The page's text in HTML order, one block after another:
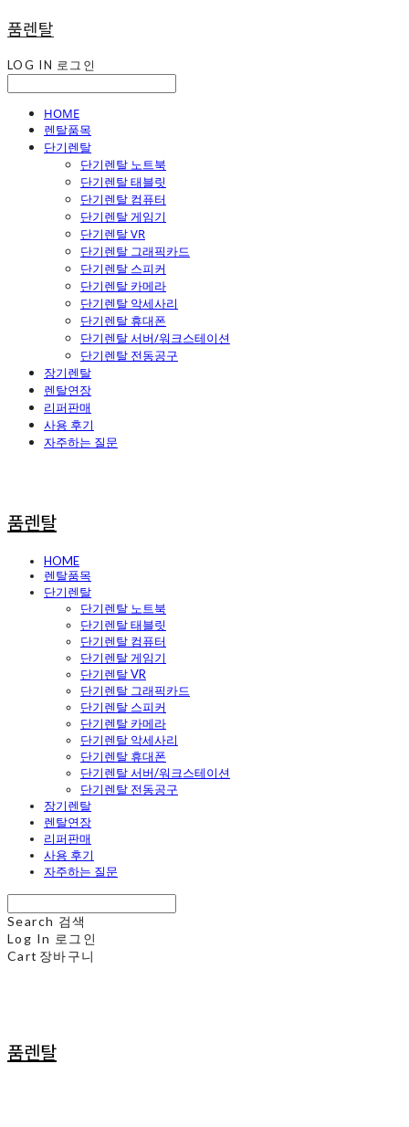
품렌탈
LOG IN 로그인
HOME
렌탈품목
단기렌탈
단기렌탈 노트북
단기렌탈 태블릿
단기렌탈 컴퓨터
단기렌탈 게임기
단기렌탈 VR
단기렌탈 그래픽카드
단기렌탈 스피커
단기렌탈 카메라
단기렌탈 악세사리
단기렌탈 휴대폰
단기렌탈 서버/워크스테이션
단기렌탈 전동공구
장기렌탈
렌탈연장
리퍼판매
사용 후기
자주하는 질문
품렌탈
HOME
렌탈품목
단기렌탈
단기렌탈 노트북
단기렌탈 태블릿
단기렌탈 컴퓨터
단기렌탈 게임기
단기렌탈 VR
단기렌탈 그래픽카드
단기렌탈 스피커
단기렌탈 카메라
단기렌탈 악세사리
단기렌탈 휴대폰
단기렌탈 서버/워크스테이션
단기렌탈 전동공구
장기렌탈
렌탈연장
리퍼판매
사용 후기
자주하는 질문
Search 검색
Log In 로그인
Cart 장바구니
품렌탈